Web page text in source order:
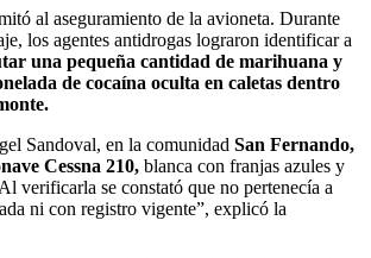
al aseguramiento de la avioneta. Durante
los agentes antidrogas lograron identificar a
una pequeña cantidad de marihuana y
de cocaína oculta en caletas dentro
Sandoval, en la comunidad San Fernando,
Cessna 210, blanca con franjas azules y
verificarla se constató que no pertenecía a
ni con registro vigente”, explicó la